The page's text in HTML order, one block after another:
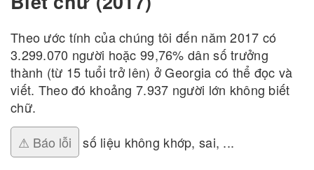
Theo ước tính của chúng tôi đến năm 2017 có
3.299.070 người hoặc 99,76% dân số trưởng
thành (từ 15 tuổi trở lên) ở Georgia có thể đọc và
viết. Theo đó khoảng 7.937 người lớn không biết
chữ.
⚠ Báo lỗi
số liệu không khớp, sai, ...